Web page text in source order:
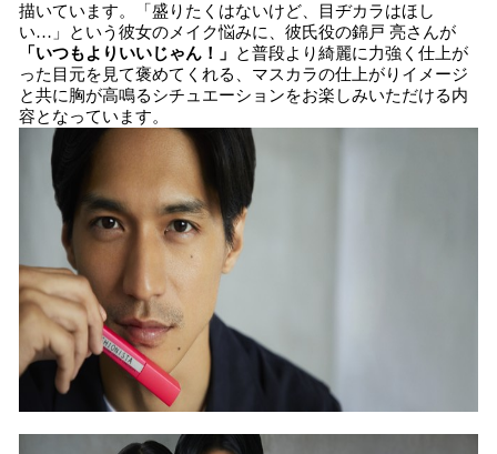
描いています。「盛りたくはないけど、目ヂカラはほし
い…」という彼女のメイク悩みに、彼氏役の錦戸 亮さんが
「いつもよりいいじゃん！」
と普段より綺麗に力強く仕上が
った目元を見て褒めてくれる、マスカラの仕上がりイメージ
と共に胸が高鳴るシチュエーションをお楽しみいただける内
容となっています。